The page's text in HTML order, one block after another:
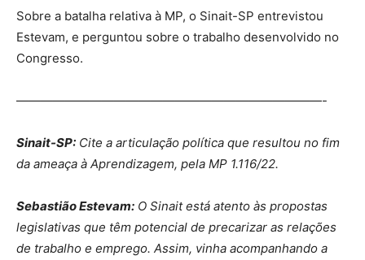
Sobre a batalha relativa à MP, o Sinait-SP entrevistou
Estevam, e perguntou sobre o trabalho desenvolvido no
Congresso.
—————————————————————————-
Sinait-SP: Cite a articulação política que resultou no fim
da ameaça à Aprendizagem, pela MP 1.116/22.
Sebastião Estevam: O Sinait está atento às propostas
legislativas que têm potencial de precarizar as relações
de trabalho e emprego. Assim, vinha acompanhando a